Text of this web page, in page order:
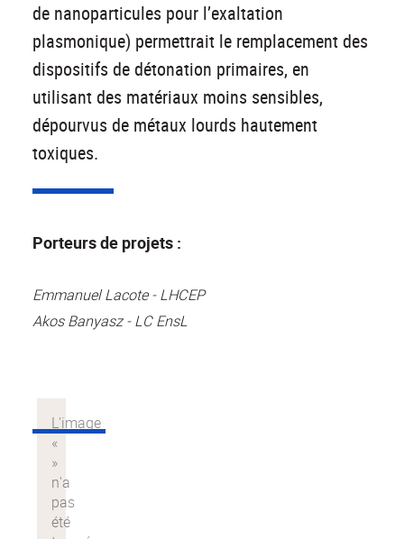
de nanoparticules pour l’exaltation
plasmonique) permettrait le remplacement des
dispositifs de détonation primaires, en
utilisant des matériaux moins sensibles,
dépourvus de métaux lourds hautement
toxiques.
Porteurs de projets :
Emmanuel Lacote - LHCEP
Akos Banyasz - LC EnsL